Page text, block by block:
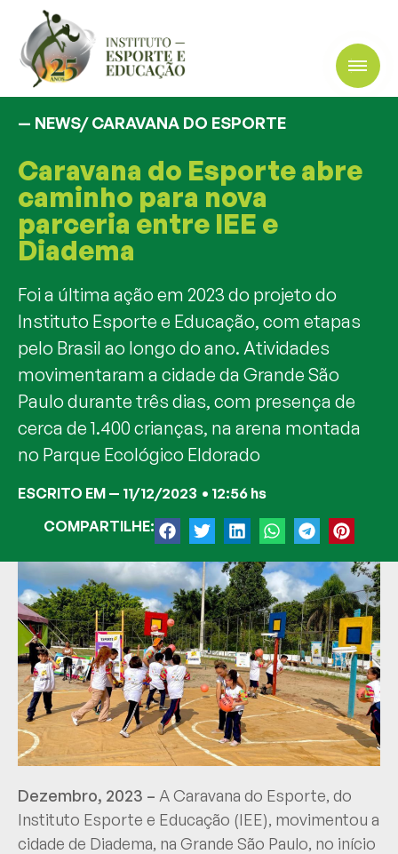
— NEWS/CARAVANA DO ESPORTE
Caravana do Esporte abre
caminho para nova
parceria entre IEE e
Diadema
Foi a última ação em 2023 do projeto do
Instituto Esporte e Educação, com etapas
pelo Brasil ao longo do ano. Atividades
movimentaram a cidade da Grande São
Paulo durante três dias, com presença de
cerca de 1.400 crianças, na arena montada
no Parque Ecológico Eldorado
ESCRITO EM — 11/12/2023 • 12:56 hs
COMPARTILHE:
Dezembro, 2023 – A Caravana do Esporte, do
Instituto Esporte e Educação (IEE), movimentou a
cidade de Diadema, na Grande São Paulo, no início